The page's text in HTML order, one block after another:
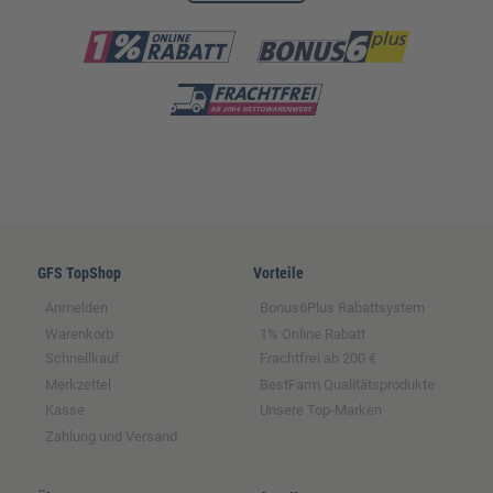
GFS TopShop
Anmelden
Warenkorb
Schnellkauf
Merkzettel
Kasse
Zahlung und Versand
Vorteile
Bonus6Plus Rabattsystem
1% Online Rabatt
Frachtfrei ab 200 €
BestFarm Qualitätsprodukte
Unsere Top-Marken